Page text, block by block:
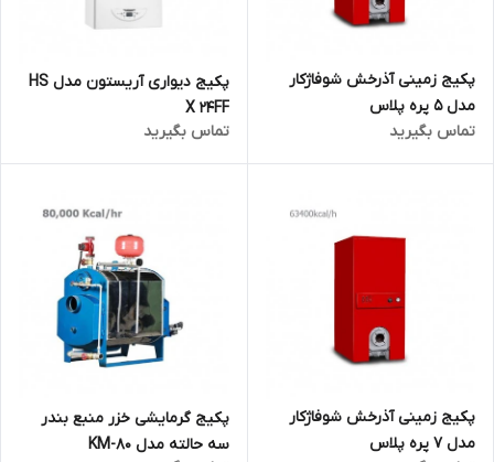
پکیج زمینی آذرخش شوفاژکار
مدل 5 پره پلاس
تماس بگیرید
پکیج دیواری آریستون مدل HS
X 24FF
تماس بگیرید
پکیج زمینی آذرخش شوفاژکار
مدل 7 پره پلاس
پکیج گرمایشی خزر منبع بندر
سه حالته مدل KM-80